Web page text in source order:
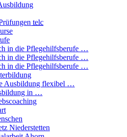
telc
in die Pflegehilfsberufe …
in die Pflegehilfsberufe …
in die Pflegehilfsberufe …
Ausbildung flexibel …
in …
Niederstetten